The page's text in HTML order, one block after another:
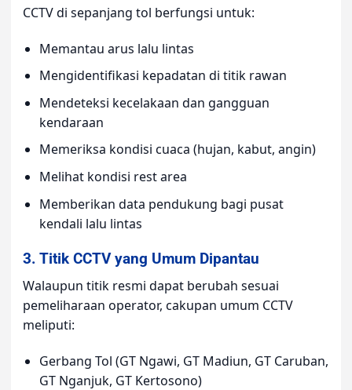
CCTV di sepanjang tol berfungsi untuk:
Memantau arus lalu lintas
Mengidentifikasi kepadatan di titik rawan
Mendeteksi kecelakaan dan gangguan
kendaraan
Memeriksa kondisi cuaca (hujan, kabut, angin)
Melihat kondisi rest area
Memberikan data pendukung bagi pusat
kendali lalu lintas
3. Titik CCTV yang Umum Dipantau
Walaupun titik resmi dapat berubah sesuai
pemeliharaan operator, cakupan umum CCTV
meliputi:
Gerbang Tol (GT Ngawi, GT Madiun, GT Caruban,
GT Nganjuk, GT Kertosono)